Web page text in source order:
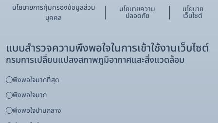
นโยบายการคุ้มครองข้อมูลส่วน
บุคคล
นโยบายความ
ปลอดภัย
นโยบาย
เว็บไซต์
แบบสำรวจความพึงพอใจในการเข้าใช้งานเว็บไซต์
กรมการเปลี่ยนแปลงสภาพภูมิอากาศและสิ่งแวดล้อม
พึงพอใจมากที่สุด
พึงพอใจมาก
พึงพอใจปานกลาง